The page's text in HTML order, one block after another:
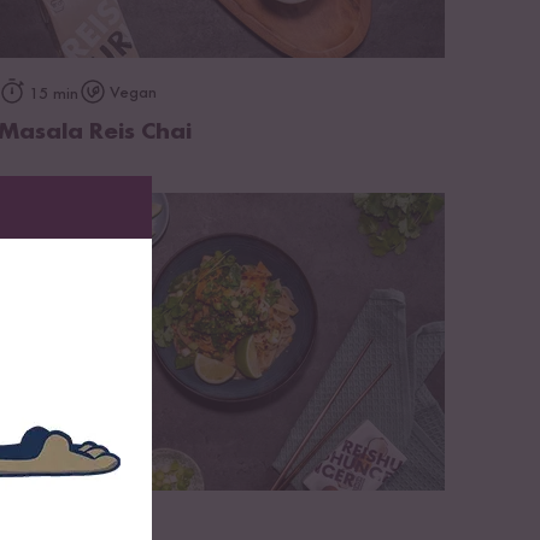
15 min Vegan
Masala Reis Chai